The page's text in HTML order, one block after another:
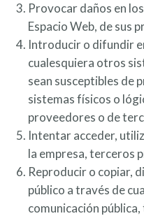
Provocar daños en
Espacio Web, de sus
Introducir o difundir
cualesquiera otros
sean susceptibles de
sistemas físicos o
proveedores o de
Intentar acceder,
la empresa, terceros
Reproducir o copiar,
público a través de
comunicación